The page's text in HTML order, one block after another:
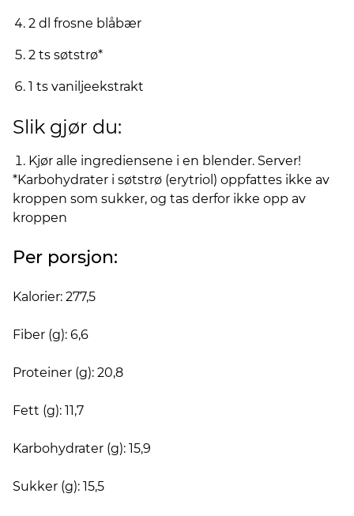
2 dl frosne blåbær
2 ts søtstrø*
1 ts vaniljeekstrakt
Slik gjør du:
Kjør alle ingrediensene i en blender. Server!
*Karbohydrater i søtstrø (erytriol) oppfattes ikke av
kroppen som sukker, og tas derfor ikke opp av
kroppen
Per porsjon:
Kalorier: 277,5
Fiber (g): 6,6
Proteiner (g): 20,8
Fett (g): 11,7
Karbohydrater (g): 15,9
Sukker (g): 15,5